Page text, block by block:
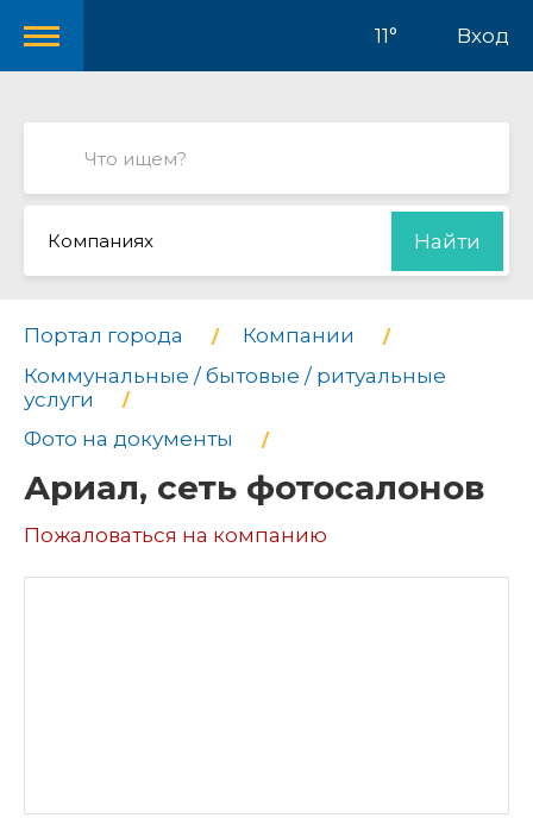
11° Вход
Компаниях Найти
Портал города
Компании
Коммунальные / бытовые / ритуальные
услуги
Фото на документы
Ариал, сеть фотосалонов
Пожаловаться на компанию